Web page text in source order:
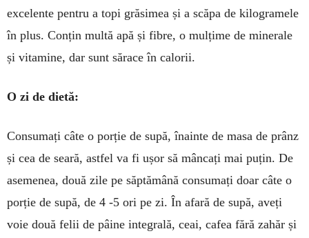
excelente pentru a topi gră­simea și a scăpa de kilogramele
în plus. Conțin multă apă și fibre, o mulțime de minerale
și vitamine, dar sunt sărace în calorii.
O zi de dietă:
Consumați câte o porție de supă, îna­inte de masa de prânz
și cea de seară, astfel va fi ușor să mâncați mai puțin. De
asemenea, două zile pe săptămână consumați doar câte o
porție de supă, de 4 -5 ori pe zi. În afară de supă, aveți
voie două felii de pâine integrală, ceai, cafea fără zahăr și